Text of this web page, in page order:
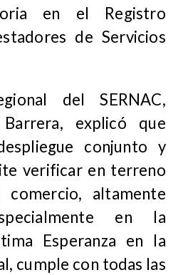
en el Registro
de Servicios
del SERNAC,
explicó que
conjunto y
verificar en terreno
altamente
en la
Esperanza en la
cumple con todas las